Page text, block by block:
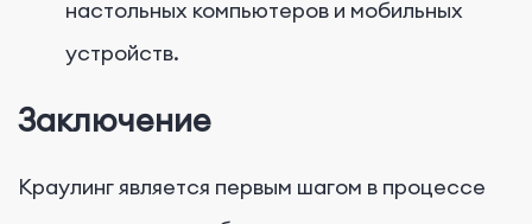
настольных компьютеров и мобильных
устройств.
Заключение
Краулинг является первым шагом в процессе